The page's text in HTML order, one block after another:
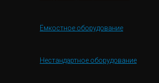
Ёмкостное оборудование
Нестандартное оборудование